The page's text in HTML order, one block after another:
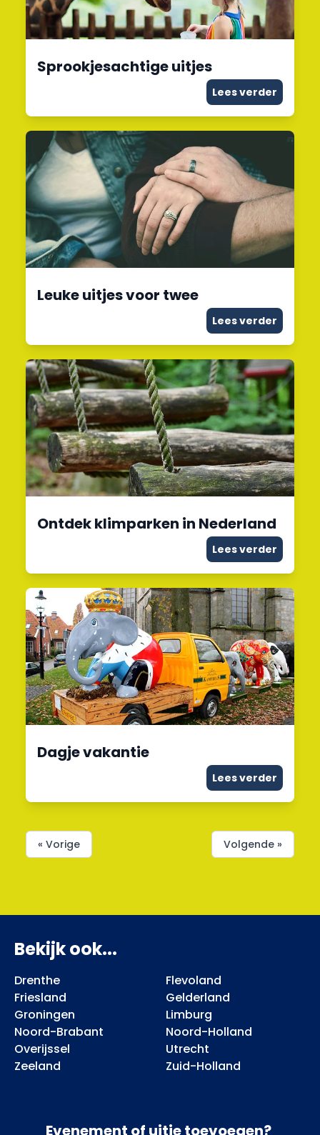
Sprookjesachtige uitjes
Lees verder
Leuke uitjes voor twee
Lees verder
Ontdek klimparken in Nederland
Lees verder
Dagje vakantie
Lees verder
« Vorige Volgende »
Bekijk ook...
Drenthe
Flevoland
Friesland
Gelderland
Groningen
Limburg
Noord-Brabant
Noord-Holland
Overijssel
Utrecht
Zeeland
Zuid-Holland
Evenement of uitje toevoegen?